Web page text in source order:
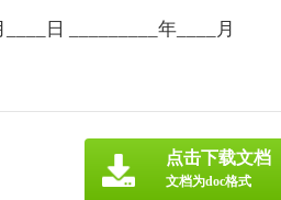
____日 _________年____月
点击下载文档
文档为doc格式